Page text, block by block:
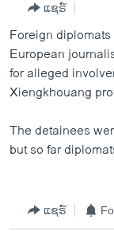
ໂລກ
ເອເຊຍ
ອິດສະຫຼະພາບດ້ານ
ຊີວິດຊາວລາວ
ຊຸມຊົນຊາວລາວ
ວິທະຍາສາດ-ເທັກໂ
ພາສາອັງກິດ
ແຊຣ໌
Foreign
European
for alleged
Xiengkhouang
The detainees
but so far
ແຊຣ໌